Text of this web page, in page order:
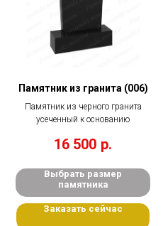
Памятник из гранита (006)
Памятник из черного гранита
усеченный к основанию
16 500 р.
Выбрать размер
памятника
Заказать сейчас